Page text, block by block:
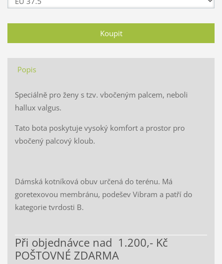
Popis
Speciálně pro ženy s tzv. vbočeným palcem, neboli
hallux valgus.
Tato bota poskytuje vysoký komfort a prostor pro
vbočený palcový kloub.
Dámská kotníková obuv určená do terénu. Má
goretexovou membránu, podešev Vibram a patří do
kategorie tvrdosti B.
Při objednávce nad 1.200,- Kč
POŠTOVNÉ ZDARMA